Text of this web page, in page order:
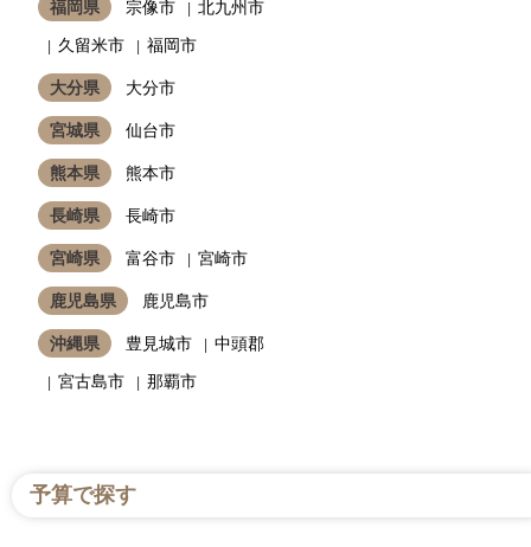
福岡県 宗像市
北九州市
久留米市
福岡市
大分県 大分市
宮城県 仙台市
熊本県 熊本市
長崎県 長崎市
宮崎県 富谷市 宮崎市
鹿児島県 鹿児島市
沖縄県 豊見城市
中頭郡
宮古島市
那覇市
予算で探す